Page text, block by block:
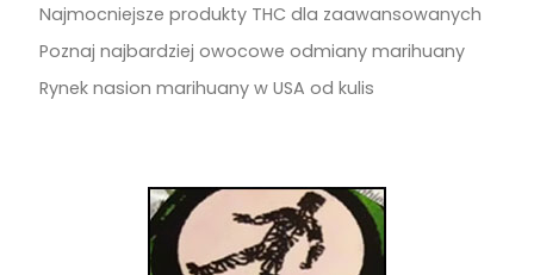
Najmocniejsze produkty THC dla zaawansowanych
Poznaj najbardziej owocowe odmiany marihuany
Rynek nasion marihuany w USA od kulis